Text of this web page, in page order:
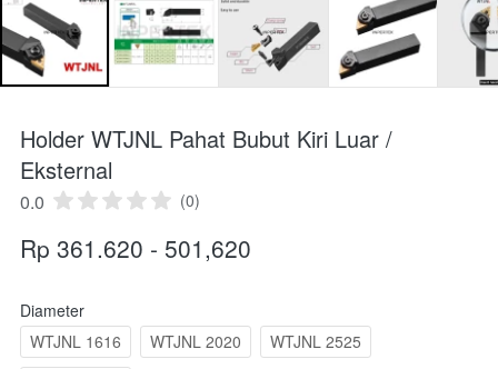
Holder WTJNL Pahat Bubut Kiri Luar /
Eksternal
0.0 (0)
Rp 361.620 - 501,620
Diameter
WTJNL 1616
WTJNL 2020
WTJNL 2525